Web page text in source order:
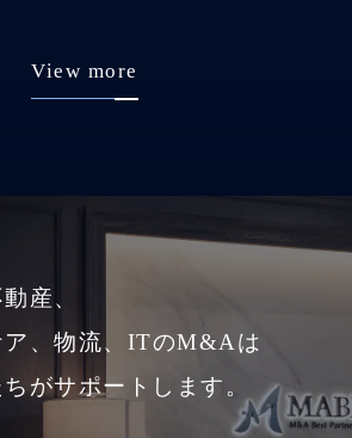
View more
産、
ア、物流、ITのM&Aは
がサポートします。